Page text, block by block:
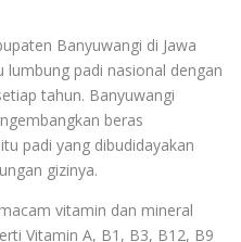
Banyuwangi di Jawa
lumbung padi nasional dengan
tahun. Banyuwangi
beras
padi yang dibudidayakan
gizinya.
vitamin dan mineral
Vitamin A, B1, B3, B12, B9